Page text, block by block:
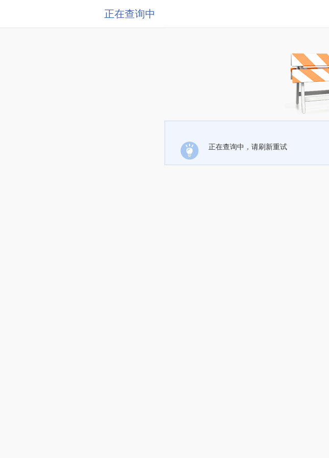
正在查询中
正在查询中，请刷新重试